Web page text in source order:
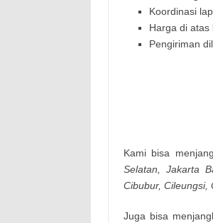
Koordinasi
Harga di atas
Pengiriman
Kamі bisa
Ѕеlаtаn, Јаkаrtа
Сіbubur,
Jugа bisa